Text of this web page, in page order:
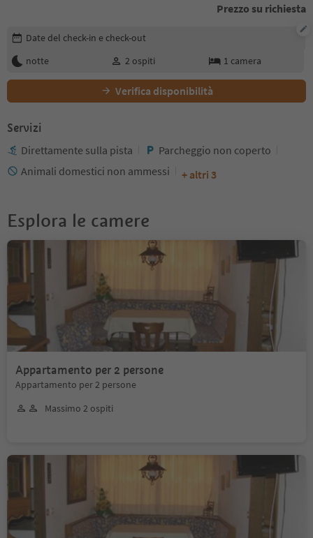
Prezzo su richiesta
Modifica i dettagli della prenotazione
Date del check-in e check-out
notte
2 ospiti 1 camera
Verifica disponibilità
Servizi
Direttamente sulla pista
Parcheggio non coperto
Animali domestici non ammessi
+ altri 3
Esplora le camere
Appartamento per 2 persone
Appartamento per 2 persone
Massimo 2 ospiti